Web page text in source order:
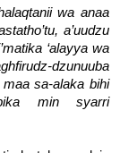
wa anaa
a’uudzu
‘alayya wa
dzunuuba
sa-alaka bihi
min syarri